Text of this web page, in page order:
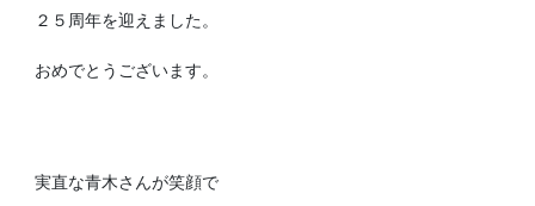
２５周年を迎えました。
おめでとうございます。
実直な青木さんが笑顔で